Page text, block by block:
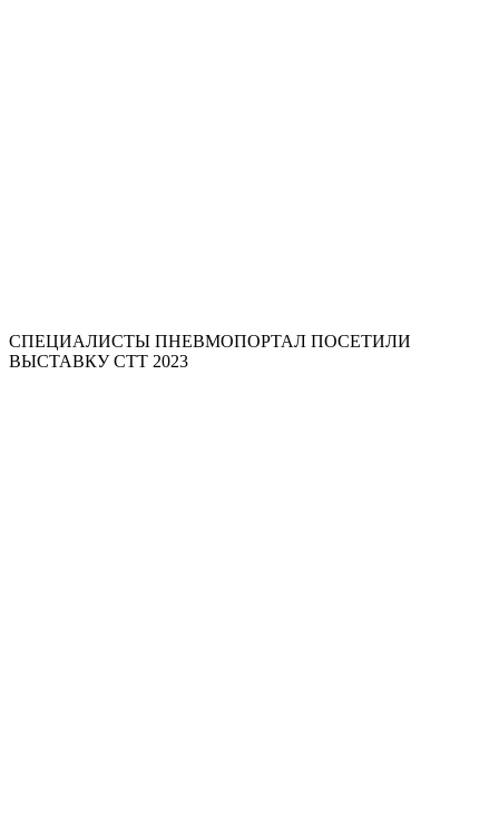
СПЕЦИАЛИСТЫ ПНЕВМОПОРТАЛ ПОСЕТИЛИ
ВЫСТАВКУ СТТ 2023